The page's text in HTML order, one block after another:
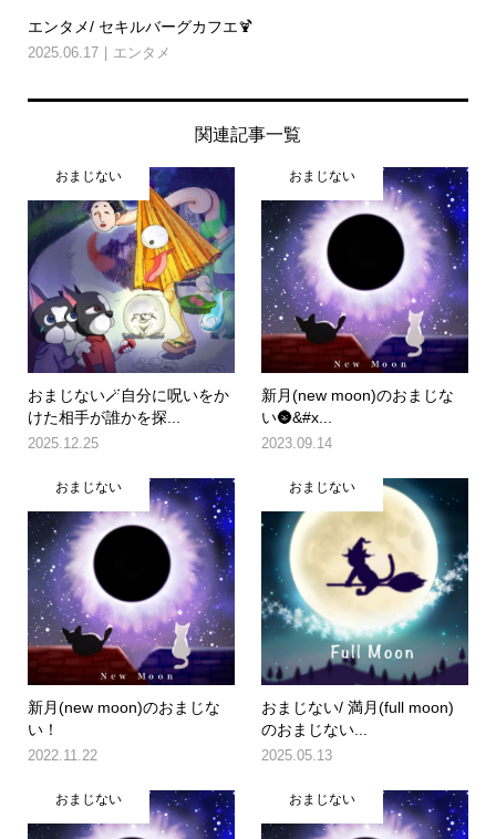
エンタメ/ セキルバーグカフエ🍹
2025.06.17 エンタメ
関連記事一覧
おまじない
おまじない🪄自分に呪いをか
けた相手が誰かを探...
2025.12.25
おまじない
新月(new moon)のおまじな
い🌚&#x...
2023.09.14
おまじない
新月(new moon)のおまじな
い！
2022.11.22
おまじない
おまじない/ 満月(full moon)
のおまじない...
2025.05.13
おまじない おまじない